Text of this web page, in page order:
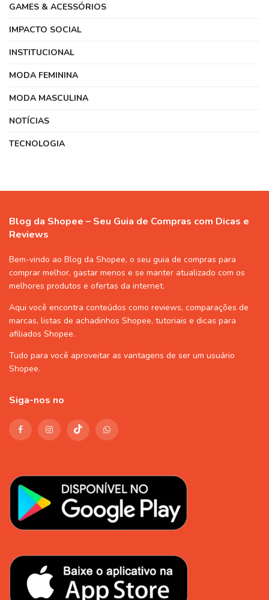
GAMES & ACESSÓRIOS
IMPACTO SOCIAL
INSTITUCIONAL
MODA FEMININA
MODA MASCULINA
NOTÍCIAS
TECNOLOGIA
Blog da Shopee – Seu Guia de Compras com Dicas e
Reviews
Bem-vindo ao Blog da Shopee, o seu guia de compras para
comprar melhor, gastar menos e se manter atualizado com os
melhores produtos e ofertas da internet.
Aqui você encontra conteúdos como reviews, comparações de
marcas, listas de achadinhos Shopee, tutoriais e dicas para
afiliados Shopee.
Tudo para você aproveitar as vantagens de ser um usuário
Shopee.
Siga-nos no